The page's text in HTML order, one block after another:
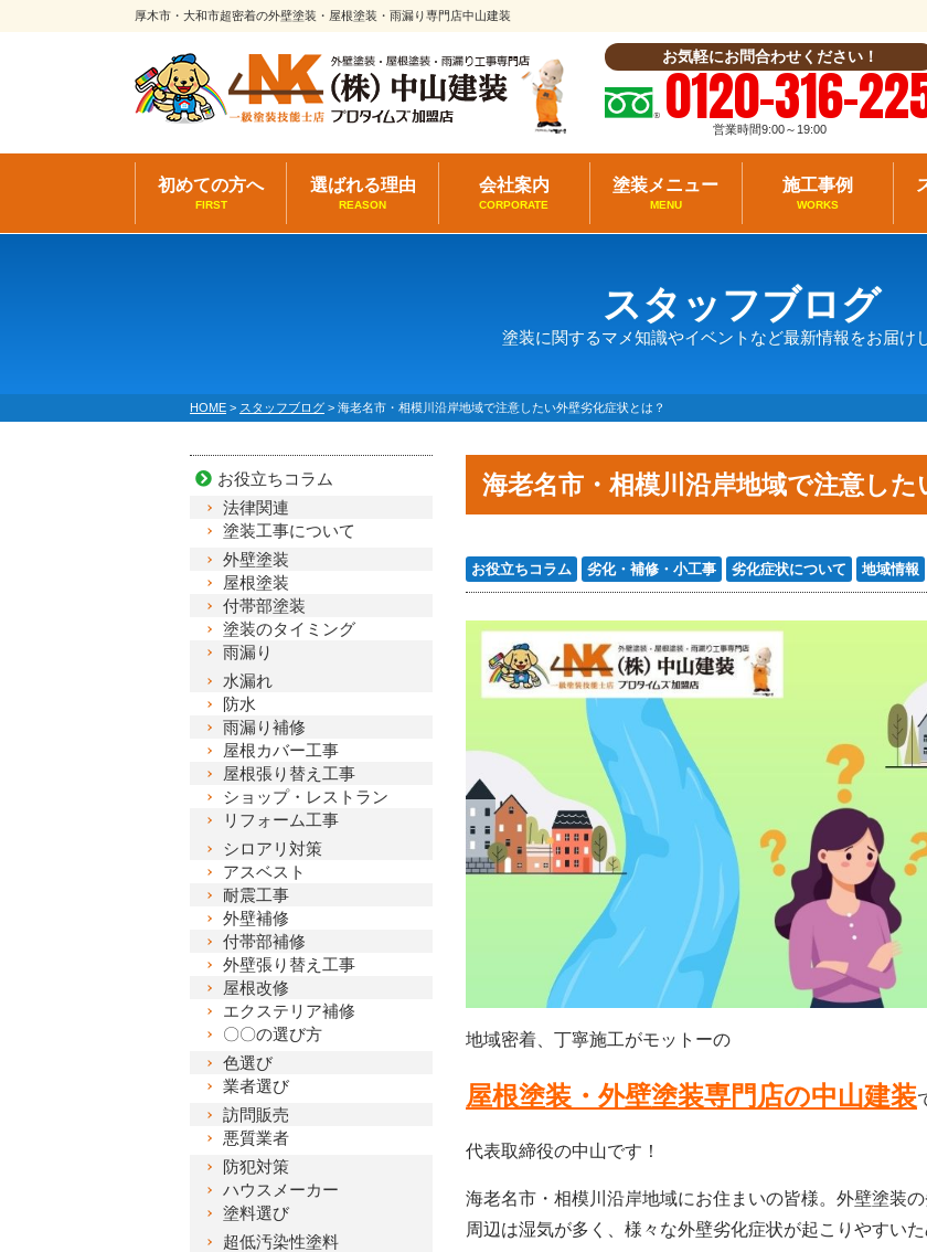
厚木市・大和市超密着の外壁塗装・屋根塗装・雨漏り専門店中山建装
お気軽にお問合わせください！
0120-316-
営業時間9:00～19:00
初めての方へ
FIRST
選ばれる理由
REASON
会社案内
CORPORATE
塗装メニュー
MENU
施工事例
WORKS
スタッフブログ
塗装に関するマメ知識やイベントなど最新情報をお届け
HOME > スタッフブログ > 海老名市・相模川沿岸地域で注意したい外壁劣化症状とは？
海老名市・相模川沿岸地域で注意した
お役立ちコラム 劣化・補修・小工事 劣化症状について 地域情報
地域密着、丁寧施工がモットーの
屋根塗装・外壁塗装専門店の中山建装
代表取締役の中山です！
海老名市・相模川沿岸地域にお住まいの皆様。外壁塗装
周辺は湿気が多く、様々な外壁劣化症状が起こりやすい
お役立ちコラム
法律関連
塗装工事について
外壁塗装
屋根塗装
付帯部塗装
塗装のタイミング
雨漏り
水漏れ
防水
雨漏り補修
屋根カバー工事
屋根張り替え工事
ショップ・レストラン
リフォーム工事
シロアリ対策
アスベスト
耐震工事
外壁補修
付帯部補修
外壁張り替え工事
屋根改修
エクステリア補修
〇〇の選び方
色選び
業者選び
訪問販売
悪質業者
防犯対策
ハウスメーカー
塗料選び
超低汚染性塗料